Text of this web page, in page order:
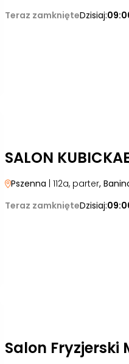
Teraz zamknięteDzisiaj:
SALON
Pszenna | 112a, parter,
Teraz zamknięteDzisiaj:
Salon Fryzjerski